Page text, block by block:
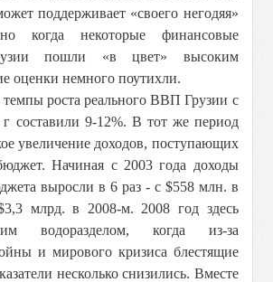
поддерживает «своего негодяя»
когда некоторые финансовые
пошли «в цвет» высоким
оценки немного поутихли.
роста реального ВВП Грузии c
составили 9-12%. В тот же период
увеличение доходов, поступающих
Начиная с 2003 года доходы
выросли в 6 раз - с $558 млн. в
млрд. в 2008-м. 2008 год здесь
водоразделом, когда из-за
и мирового кризиса блестящие
несколько снизились. Вместе